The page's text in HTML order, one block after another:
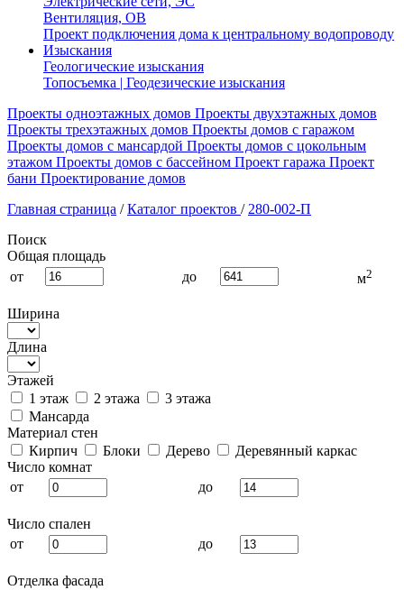
Вентиляция, ОВ
Проект подключения дома к центральному водопроводу
Изыскания
Геологические изыскания
Топосъемка | Геодезические изыскания
Проекты одноэтажных домов Проекты двухэтажных домов
Проекты трехэтажных домов Проекты домов с гаражом
Проекты домов с мансардой Проекты домов с цокольным
этажом Проекты домов с бассейном Проект гаража Проект
бани Проектирование домов
Главная страница / Каталог проектов / 280-002-П
Поиск
Общая площадь
от
до м2
Ширина
Длина
Этажей
1 этаж
2 этажа
3 этажа
Мансарда
Материал стен
Кирпич
Блоки Дерево
Деревянный каркас
Число комнат
от
до
Число спален
от
до
Отделка фасада